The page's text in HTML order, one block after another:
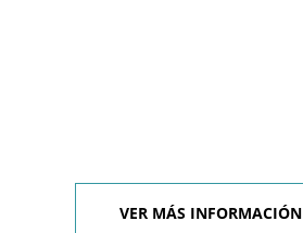
VER MÁS INFORMACIÓN